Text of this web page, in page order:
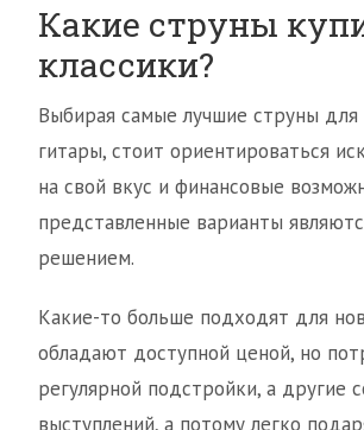
Какие струны
классики?
Выбирая самые лучшие струны для
гитары, стоит ориентироваться
на свой вкус и финансовые
представленные варианты
решением.
Какие-то больше подходят для
обладают доступной ценой, но
регулярной подстройки, а другие
выступлений, а потому легко